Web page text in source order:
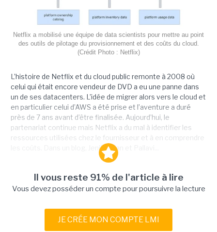
Netflix a mobilisé une équipe de data scientists pour mettre au point
des outils de pilotage du provisionnement et des coûts du cloud.
(Crédit Photo : Netflix)
L’histoire de Netflix et du cloud public remonte à 2008 où
celui qui était encore vendeur de DVD a eu une panne dans
un de ses datacenters. L’idée de migrer alors vers le cloud et
en particulier celui d’AWS a été prise et l’aventure a duré
près de 7 ans avant d’être finalisée. Aujourd’hui, le
partenariat continue mais Netflix a du mal à identifier les
ressources utilisées chez le fournisseur et à en comprendre
les coûts. Dans un blog, Jenifer Han et Pallavi...
Il vous reste 91% de l'article à lire
Vous devez posséder un compte pour poursuivre la lecture
JE CRÉE MON COMPTE LMI